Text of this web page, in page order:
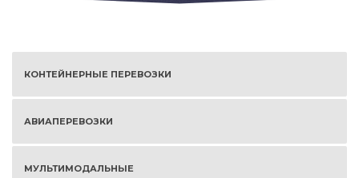
КОНТЕЙНЕРНЫЕ ПЕРЕВОЗКИ
АВИАПЕРЕВОЗКИ
МУЛЬТИМОДАЛЬНЫЕ